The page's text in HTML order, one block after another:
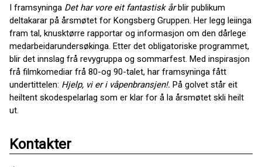
I framsyninga Det har vore eit fantastisk årblir publikum
deltakarar på årsmøtet for Kongsberg Gruppen. Her legg leiinga
fram tal, knusktørre rapportar og informasjon om den dårlege
medarbeidarundersøkinga. Etter det obligatoriske programmet,
blir det innslag frå revygruppa og sommarfest. Med inspirasjon
frå filmkomediar frå 80-og 90-talet, har framsyninga fått
undertittelen: Hjelp, vi er i våpenbransjen!. På golvet står eit
heiltent skodespelarlag som er klar for å la årsmøtet skli heilt
ut.
Kontakter